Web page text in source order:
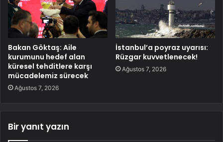
Bakan Göktaş: Aile
kurumunu hedef alan
küresel tehditlere karşı
mücadelemiz sürecek
Ağustos 7, 2026
İstanbul’a poyraz uyarısı:
Rüzgar kuvvetlenecek!
Ağustos 7, 2026
Bir yanıt yazın